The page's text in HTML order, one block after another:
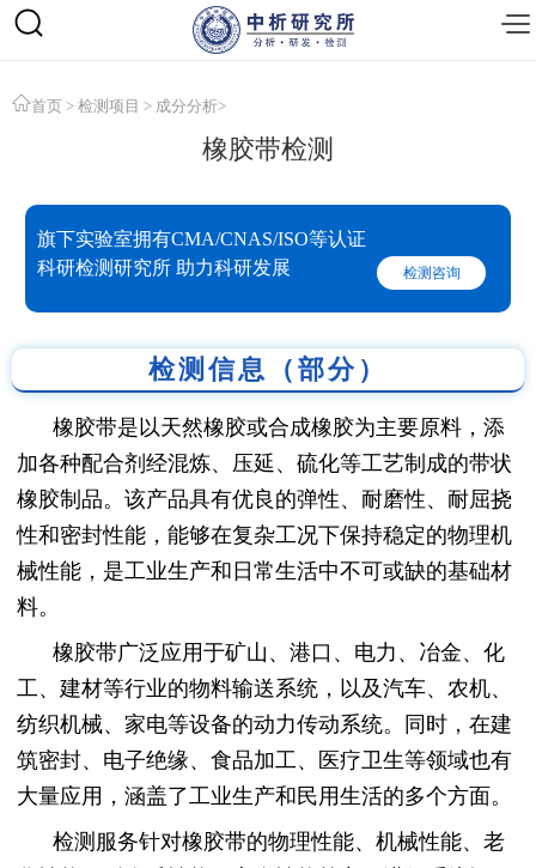
首页 > 检测项目 > 成分分析>
橡胶带检测
旗下实验室拥有CMA/CNAS/ISO等认证
科研检测研究所 助力科研发展
检测咨询
检测信息（部分）
橡胶带是以天然橡胶或合成橡胶为主要原料，添
加各种配合剂经混炼、压延、硫化等工艺制成的带状
橡胶制品。该产品具有优良的弹性、耐磨性、耐屈挠
性和密封性能，能够在复杂工况下保持稳定的物理机
械性能，是工业生产和日常生活中不可或缺的基础材
料。
橡胶带广泛应用于矿山、港口、电力、冶金、化
工、建材等行业的物料输送系统，以及汽车、农机、
纺织机械、家电等设备的动力传动系统。同时，在建
筑密封、电子绝缘、食品加工、医疗卫生等领域也有
大量应用，涵盖了工业生产和民用生活的多个方面。
检测服务针对橡胶带的物理性能、机械性能、老